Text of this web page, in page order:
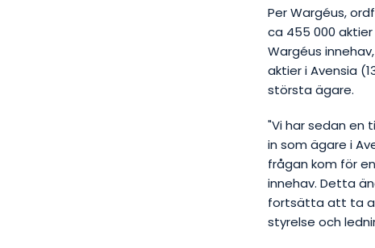
Per Wargéus,
ca 455 000 aktier
Wargéus
aktier i Avensia
största ägare.
"Vi har sedan
in som ägare i
frågan kom för
innehav. Detta
fortsätta att ta
styrelse och